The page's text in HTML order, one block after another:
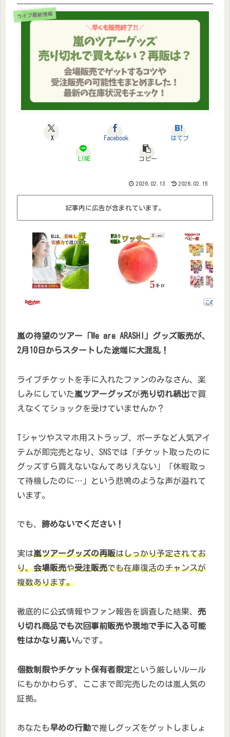
ライブ最新情報
X Facebook はてブ
LINE コピー
2026.02.13 2026.02.15
記事内に広告が含まれています。
嵐の待望のツアー「We are ARASHI」グッズ販売が、
2月10日からスタートした途端に大混乱！
ライブチケットを手に入れたファンのみなさん、楽
しみにしていた嵐ツアーグッズが売り切れ続出で買
えなくてショックを受けていませんか？
Tシャツやスマホ用ストラップ、ポーチなど人気アイ
テムが即完売となり、SNSでは「チケット取ったのに
グッズすら買えないなんてありえない」「休暇取っ
て待機したのに…」という悲鳴のような声が溢れて
います。
でも、 諦めないでください！
実は嵐ツアーグッズの再販はしっかり予定されてお
り、会場販売や受注販売でも在庫復活のチャンスが
複数あります。
徹底的に公式情報やファン報告を調査した結果、 売
り切れ商品でも次回事前販売や現地で手に入る可能
性はかなり高いんです。
個数制限やチケット保有者限定という厳しいルール
にもかかわらず、ここまで即完売したのは嵐人気の
証拠。
あなたも早めの行動で推しグッズをゲットしましょ